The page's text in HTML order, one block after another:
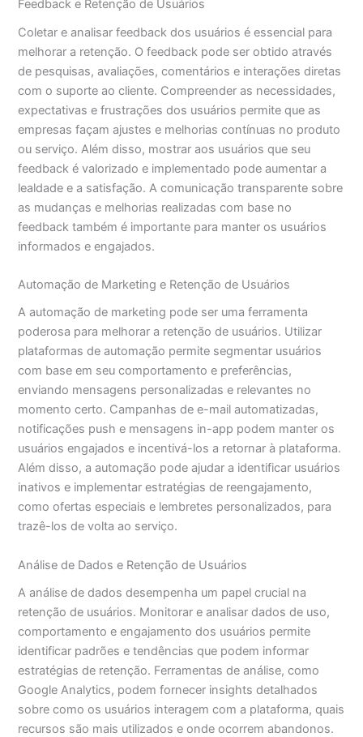
Feedback e Retenção de Usuários
Coletar e analisar feedback dos usuários é essencial para
melhorar a retenção. O feedback pode ser obtido através
de pesquisas, avaliações, comentários e interações diretas
com o suporte ao cliente. Compreender as necessidades,
expectativas e frustrações dos usuários permite que as
empresas façam ajustes e melhorias contínuas no produto
ou serviço. Além disso, mostrar aos usuários que seu
feedback é valorizado e implementado pode aumentar a
lealdade e a satisfação. A comunicação transparente sobre
as mudanças e melhorias realizadas com base no
feedback também é importante para manter os usuários
informados e engajados.
Automação de Marketing e Retenção de Usuários
A automação de marketing pode ser uma ferramenta
poderosa para melhorar a retenção de usuários. Utilizar
plataformas de automação permite segmentar usuários
com base em seu comportamento e preferências,
enviando mensagens personalizadas e relevantes no
momento certo. Campanhas de e-mail automatizadas,
notificações push e mensagens in-app podem manter os
usuários engajados e incentivá-los a retornar à plataforma.
Além disso, a automação pode ajudar a identificar usuários
inativos e implementar estratégias de reengajamento,
como ofertas especiais e lembretes personalizados, para
trazê-los de volta ao serviço.
Análise de Dados e Retenção de Usuários
A análise de dados desempenha um papel crucial na
retenção de usuários. Monitorar e analisar dados de uso,
comportamento e engajamento dos usuários permite
identificar padrões e tendências que podem informar
estratégias de retenção. Ferramentas de análise, como
Google Analytics, podem fornecer insights detalhados
sobre como os usuários interagem com a plataforma, quais
recursos são mais utilizados e onde ocorrem abandonos.